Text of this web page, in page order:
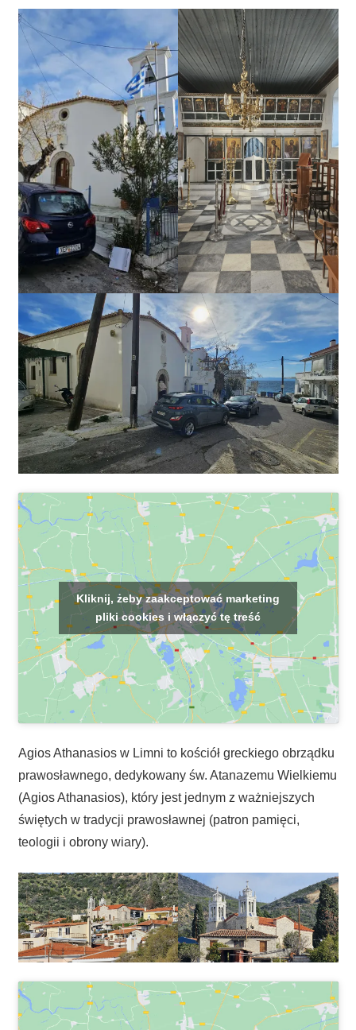
Kliknij, żeby zaakceptować marketing
pliki cookies i włączyć tę treść
Agios Athanasios w Limni to kościół greckiego obrządku
prawosławnego, dedykowany św. Atanazemu Wielkiemu
(Agios Athanasios), który jest jednym z ważniejszych
świętych w tradycji prawosławnej (patron pamięci,
teologii i obrony wiary).